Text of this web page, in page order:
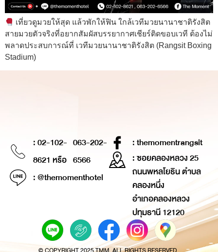
เที่ยวดูมวยให้สุด แล้วพักให้ฟิน ใกล้เวทีมวยนานาชาติรังสิต
สายมวยตัวจริงที่อยากสัมผัสบรรยากาศเชียร์ติดขอบเวที ต้องไม่
พลาดประสบการณ์ที่ เวทีมวยนานาชาติรังสิต (Rangsit Boxing
Stadium)
: 02-102-
8621 หรือ
063-202-
6566
: @themomenthotel
: themomentrangsit
: ซอยคลองหลวง 25
ถนนพหลโยธิน ตำบล
คลองหนึ่ง
อำเภอคลองหลวง
ปทุมธานี 12120